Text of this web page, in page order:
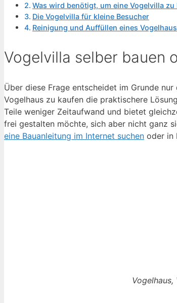
Was wird benötigt, um eine Vogelvilla zu
Die Vogelvilla für kleine Besucher
Reinigung und Auffüllen eines
Vogelvilla selber bauen
Über diese Frage entscheidet im Grunde
Vogelhaus zu kaufen die praktischere
Teile weniger Zeitaufwand und bietet
frei gestalten möchte, sich aber nicht ganz
eine Bauanleitung im Internet suchen oder in